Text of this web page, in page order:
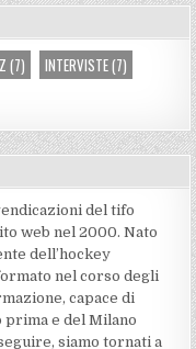
(7) INTERVISTE(7)
del tifo
web nel 2000. Nato
dell’hockey
nel corso degli
capace di
e del Milano
siamo tornati a